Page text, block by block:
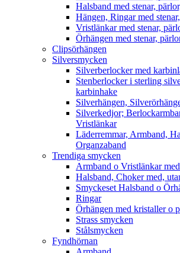
Halsband med stenar,
Hängen, Ringar med
Vristlänkar med stenar,
Örhängen med stenar,
Clipsörhängen
Silversmycken
Silverberlocker med
Stenberlocker i sterling
karbinhake
Silverhängen,
Silverkedjor;
Vristlänkar
Läderremmar, Armband,
Organzaband
Trendiga smycken
Armband o Vristlänkar
Halsband, Choker med,
Smyckeset Halsband o
Ringar
Örhängen med kristaller o
Strass smycken
Stålsmycken
Fyndhörnan